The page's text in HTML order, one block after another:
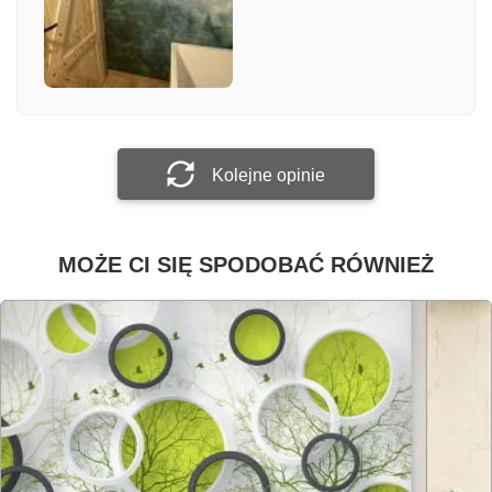
Załącz zdjęcie
Kolejne opinie
MOŻE CI SIĘ SPODOBAĆ RÓWNIEŻ